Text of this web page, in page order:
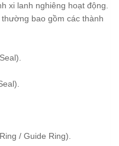
xi lanh nghiêng hoạt động.
bao gồm các thành
/ Guide Ring).